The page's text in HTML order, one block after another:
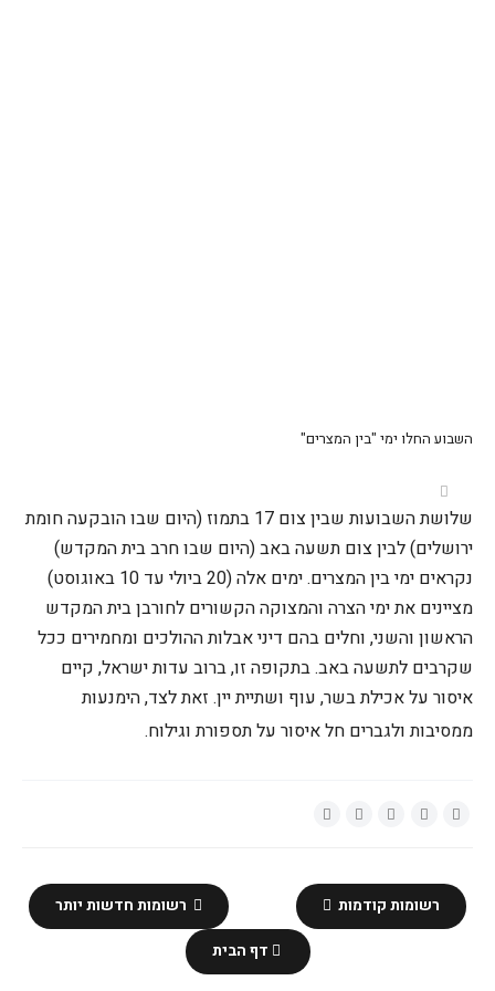
השבוע החלו ימי "בין המצרים"
שלושת השבועות שבין
צום 17 בתמוז (היום שבו הובקעה חומת
ירושלים) לביןצום תשעה באב (היום שבו חרב בית המקדש)
נקראים ימיביןהמצרים.
ימים אלה (20 ביולי עד 10 באוגוסט)
מציינים את ימי הצרה והמצוקה הקשורים לחורבן בית המקדש
הראשון והשני, וחלים בהם דיני אבלות ההולכים ומחמירים ככל
שקרבים לתשעה באב.בתקופה זו, ברוב עדות ישראל, קיים
איסור על אכילת בשר, עוף ושתיית יין. זאת לצד, הימנעות
ממסיבות ולגברים חל איסור על תספורת וגילוח.
רשומות חדשות יותר רשומות קודמות
דף הבית